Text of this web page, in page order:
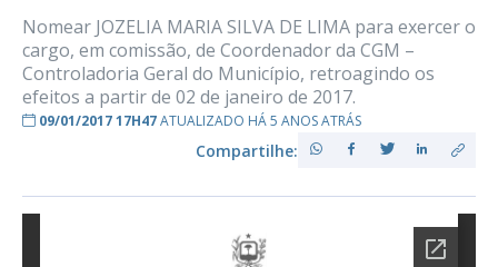
Nomear JOZELIA MARIA SILVA DE LIMA para exercer o
cargo, em comissão, de Coordenador da CGM –
Controladoria Geral do Município, retroagindo os
efeitos a partir de 02 de janeiro de 2017.
09/01/2017 17H47ATUALIZADO HÁ 5 ANOS ATRÁS
Compartilhe: